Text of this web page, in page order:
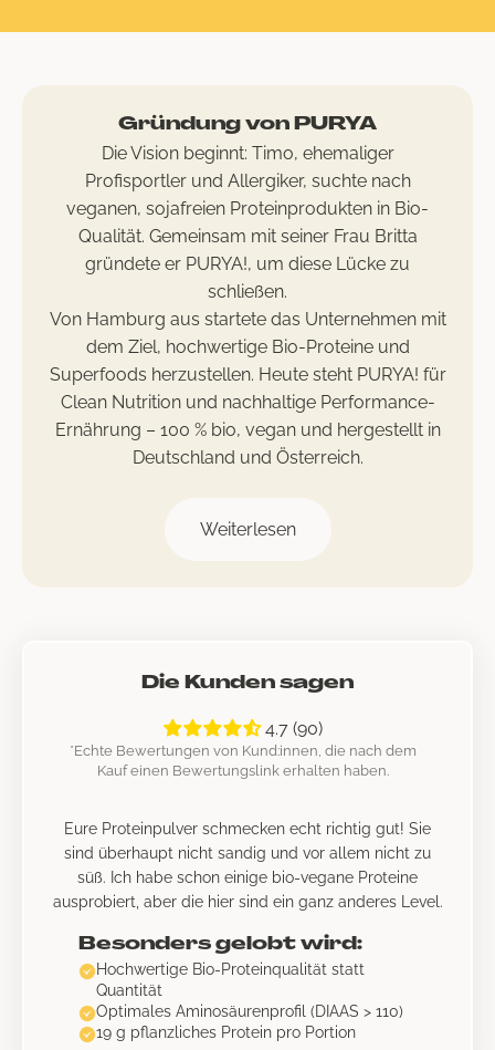
Gründung von PURYA
Die Vision beginnt: Timo, ehemaliger
Profisportler und Allergiker, suchte nach
veganen, sojafreien Proteinprodukten in Bio-
Qualität. Gemeinsam mit seiner Frau Britta
gründete er PURYA!, um diese Lücke zu
schließen.
Von Hamburg aus startete das Unternehmen mit
dem Ziel, hochwertige Bio-Proteine und
Superfoods herzustellen. Heute steht PURYA! für
Clean Nutrition und nachhaltige Performance-
Ernährung – 100 % bio, vegan und hergestellt in
Deutschland und Österreich.
Weiterlesen
Die Kunden sagen
4.7 (90)
*Echte Bewertungen von Kund:innen, die nach dem
Kauf einen Bewertungslink erhalten haben.
Eure Proteinpulver schmecken echt richtig gut! Sie
sind überhaupt nicht sandig und vor allem nicht zu
süß. Ich habe schon einige bio-vegane Proteine
ausprobiert, aber die hier sind ein ganz anderes Level.
Besonders gelobt wird:
Hochwertige Bio-Proteinqualität statt
Quantität
Optimales Aminosäurenprofil (DIAAS > 110)
19 g pflanzliches Protein pro Portion